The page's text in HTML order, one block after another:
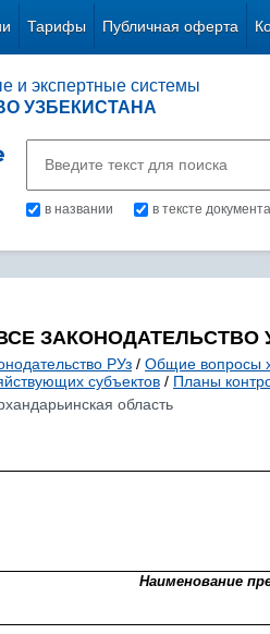
Тарифы Публичная оферта
и экспертные системы
УЗБЕКИСТАНА
в названии в тексте документа
ЗАКОНОДАТЕЛЬСТВО
РУз / Общие вопросы
субъектов / Планы
область
Наименование